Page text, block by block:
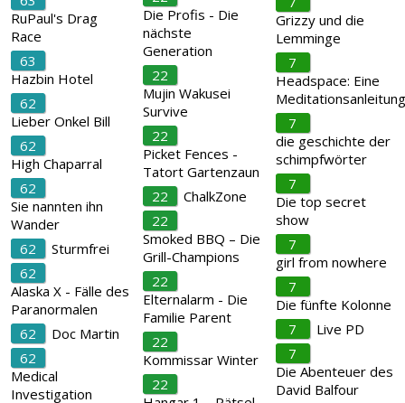
RuPaul's Drag
Race
63
Hazbin Hotel
62
Lieber Onkel Bill
62
High Chaparral
62
Sie nannten ihn
Wander
62
Sturmfrei
62
Alaska X - Fälle des
Paranormalen
62
Doc Martin
62
Medical
Investigation
Die Profis - Die
nächste
Generation
22
Mujin Wakusei
Survive
22
Picket Fences -
Tatort Gartenzaun
22
ChalkZone
22
Smoked BBQ – Die
Grill-Champions
22
Elternalarm - Die
Familie Parent
22
Kommissar Winter
22
Grizzy und die
Lemminge
7
Headspace: Eine
Meditationsanleitung
7
die geschichte der
schimpfwörter
7
Die top secret
show
7
girl from nowhere
7
Die fünfte Kolonne
7
Live PD
7
Die Abenteuer des
David Balfour